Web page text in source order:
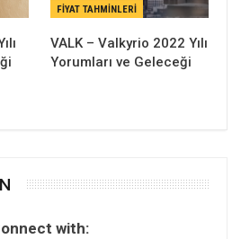
FIYAT TAHMINLERI
VALK – Valkyrio 2022 Yılı
Yorumları ve Geleceği
with: